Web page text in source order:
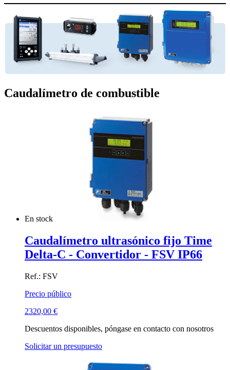
Caudalímetro de combustible
En stock
Caudalímetro ultrasónico fijo Time
Delta-C - Convertidor - FSV IP66
Ref.: FSV
Precio público
2320,00 €
Descuentos disponibles, póngase en contacto con nosotros
Solicitar un presupuesto